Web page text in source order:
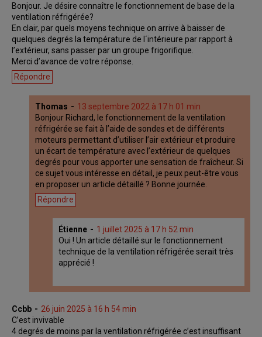
Bonjour. Je désire connaître le fonctionnement de base de la
ventilation réfrigérée?
En clair, par quels moyens technique on arrive à baisser de
quelques degrés la température de l´intérieure par rapport à
l’extérieur, sans passer par un groupe frigorifique.
Merci d’avance de votre réponse.
Répondre
Thomas
13 septembre 2022 à 17 h 01 min
Bonjour Richard, le fonctionnement de la ventilation
réfrigérée se fait à l’aide de sondes et de différents
moteurs permettant d’utiliser l’air extérieur et produire
un écart de température avec l’extérieur de quelques
degrés pour vous apporter une sensation de fraîcheur. Si
ce sujet vous intéresse en détail, je peux peut-être vous
en proposer un article détaillé ? Bonne journée.
Répondre
Étienne
1 juillet 2025 à 17 h 52 min
Oui ! Un article détaillé sur le fonctionnement
technique de la ventilation réfrigérée serait très
apprécié !
Ccbb
26 juin 2025 à 16 h 54 min
C’est invivable
4 degrés de moins par la ventilation réfrigérée c’est insuffisant